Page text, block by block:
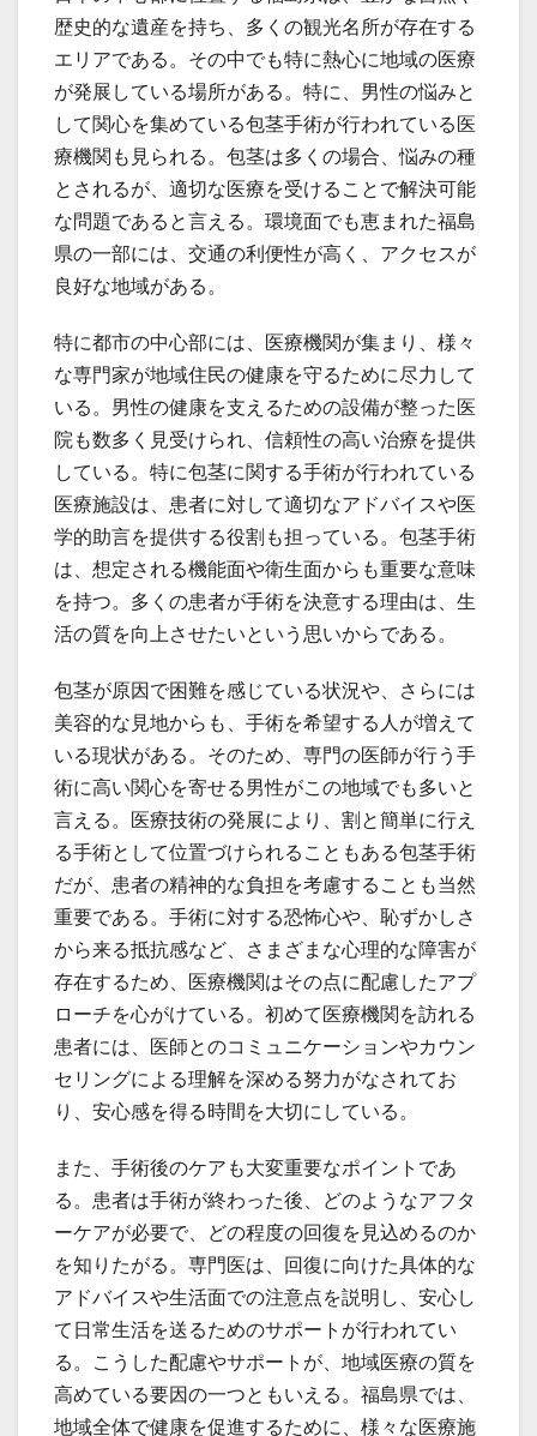
歴史的な遺産を持ち、多くの観光名所が存在する
エリアである。 その中でも特に熱心に地域の医療
が発展している場所がある。特に、男性の悩みと
して関心を集めている包茎手術が行われている医
療機関も見られる。包茎は多くの場合、悩みの種
とされるが、適切な医療を受けることで解決可能
な問題であると言える。環境面でも恵まれた福島
県の一部には、交通の利便性が高く、アクセスが
良好な地域がある。
特に都市の中心部には、医療機関が集まり、様々
な専門家が地域住民の健康を守るために尽力して
いる。男性の健康を支えるための設備が整った医
院も数多く見受けられ、信頼性の高い治療を提供
している。特に包茎に関する手術が行われている
医療施設は、患者に対して適切なアドバイスや医
学的助言を提供する役割も担っている。包茎手術
は、想定される機能面や衛生面からも重要な意味
を持つ。多くの患者が手術を決意する理由は、生
活の質を向上させたいという思いからである。
包茎が原因で困難を感じている状況や、さらには
美容的な見地からも、手術を希望する人が増えて
いる現状がある。そのため、専門の医師が行う手
術に高い関心を寄せる男性がこの地域でも多いと
言える。医療技術の発展により、割と簡単に行え
る手術として位置づけられることもある包茎手術
だが、患者の精神的な負担を考慮することも当然
重要である。手術に対する恐怖心や、恥ずかしさ
から来る抵抗感など、さまざまな心理的な障害が
存在するため、医療機関はその点に配慮したアプ
ローチを心がけている。初めて医療機関を訪れる
患者には、医師とのコミュニケーションやカウン
セリングによる理解を深める努力がなされてお
り、安心感を得る時間を大切にしている。
また、手術後のケアも大変重要なポイントであ
る。患者は手術が終わった後、どのようなアフタ
ーケアが必要で、どの程度の回復を見込めるのか
を知りたがる。専門医は、回復に向けた具体的な
アドバイスや生活面での注意点を説明し、安心し
て日常生活を送るためのサポートが行われてい
る。こうした配慮やサポートが、地域医療の質を
高めている要因の一つともいえる。福島県では、
地域全体で健康を促進するために、様々な医療施